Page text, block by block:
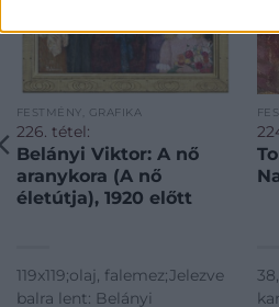
FESTMÉNY, GRAFIKA
226. tétel:
Belányi Viktor: A nő
aranykora (A nő
életútja), 1920 előtt
119x119;olaj, falemez;Jelezve
balra lent: Belányi